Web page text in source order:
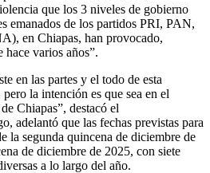
que los 3 niveles de gobierno
emanados de los partidos PRI, PAN,
en Chiapas, han provocado,
hace varios años”.
en las partes y el todo de esta
la intención es que sea en el
Chiapas”, destacó el
adelantó que las fechas previstas para
la segunda quincena de diciembre de
de diciembre de 2025, con siete
a lo largo del año.